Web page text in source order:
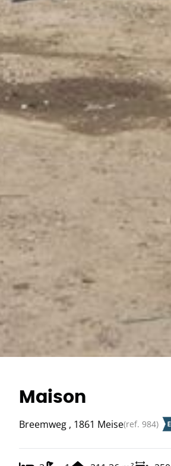
Maison
Breemweg , 1861 Meise(ref. 984)